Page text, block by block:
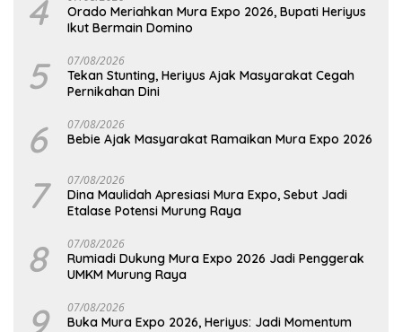
4
Orado Meriahkan Mura Expo 2026, Bupati Heriyus
Ikut Bermain Domino
5 07/08/2026
Tekan Stunting, Heriyus Ajak Masyarakat Cegah
Pernikahan Dini
6 07/08/2026
Bebie Ajak Masyarakat Ramaikan Mura Expo 2026
7 07/08/2026
Dina Maulidah Apresiasi Mura Expo, Sebut Jadi
Etalase Potensi Murung Raya
8 07/08/2026
Rumiadi Dukung Mura Expo 2026 Jadi Penggerak
UMKM Murung Raya
9 07/08/2026
Buka Mura Expo 2026, Heriyus: Jadi Momentum